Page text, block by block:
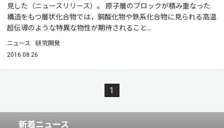
見した（ニュースリリース）。 原子層のブロックが積み重なった
構造をもつ層状化合物では，銅酸化物や鉄系化合物に見られる高温
超伝導のような特異な物性が期待されること...
ニュース 研究開発
2016.08.26
1
新着ニュース